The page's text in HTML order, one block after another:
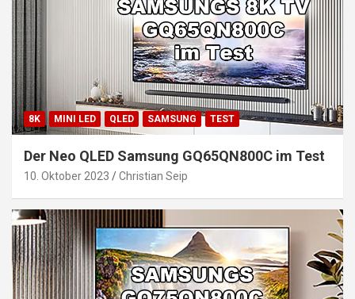
8K MINI LED QLED SAMSUNG TEST
Der Neo QLED Samsung GQ65QN800C im Test
10. Oktober 2023 Christian Seip